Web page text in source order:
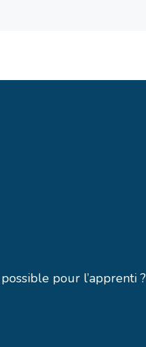
pour l’apprenti ?